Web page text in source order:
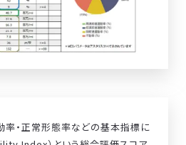
率・正常形態率などの基本指標に